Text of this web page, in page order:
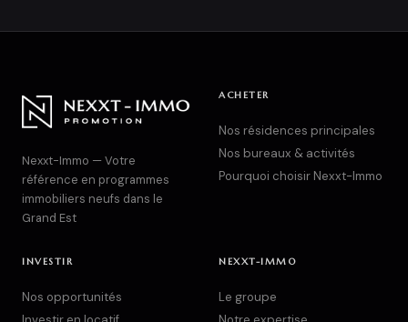
Nexxt-Immo — Votre
référence en programmes
immobiliers neufs dans le
Grand Est
ACHETER
Nos résidences principales
Nos bureaux & activités
Pourquoi choisir Nexxt-Immo
INVESTIR
Nos opportunités
NEXXT-IMMO
Le groupe